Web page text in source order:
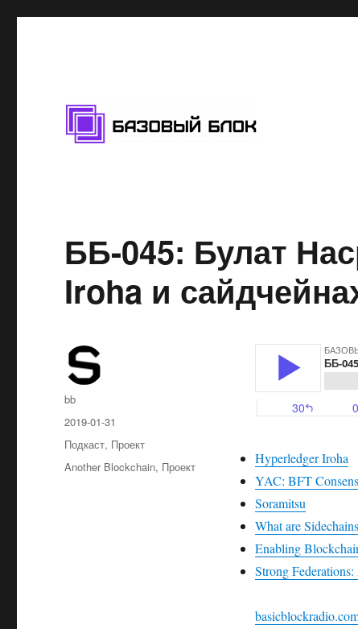
ББ-045: Булат
Iroha и
Hyperledger Iroha
YAC: BFT
Soramitsu
What are
Enabling
Strong
Автор
bb
Опубликовано
2019-01-31
Рубрики
Подкаст, Проект
Метки
Another Blockchain, Проект